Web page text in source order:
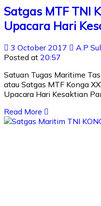
Satgas MTF TNI
Upacara Hari
3 October 2017 A.P
Posted at 20:57
Satuan Tugas Maritime
atau Satgas MTF Konga
Upacara Hari Kesaktian
Read More